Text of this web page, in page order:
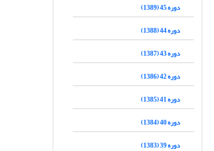
دوره 45 (1389)
دوره 44 (1388)
دوره 43 (1387)
دوره 42 (1386)
دوره 41 (1385)
دوره 40 (1384)
دوره 39 (1383)